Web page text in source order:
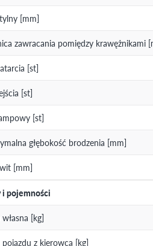
[mm]
zawracania pomiędzy krawężnikami
[st]
[st]
[st]
głębokość brodzenia [mm]
[mm]
i pojemności
[kg]
pojazdu z kierowcą [kg]